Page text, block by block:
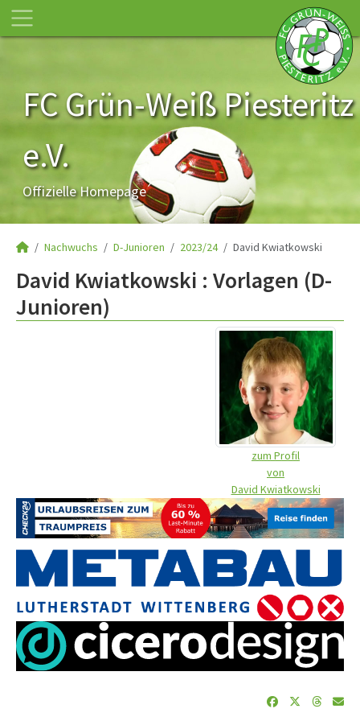
FC Grün-Weiß Piesteritz
e.V.
Offizielle Homepage
Nachwuchs D-Junioren 2023/24 David Kwiatkowski
David Kwiatkowski : Vorlagen (D-
Junioren)
zum Profil
von
David Kwiatkowski